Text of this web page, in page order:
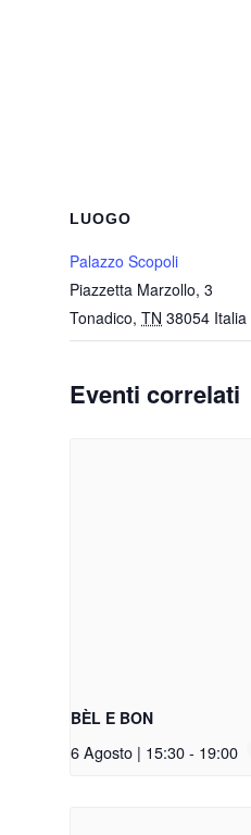
LUOGO
Palazzo Scopoli
Piazzetta Marzollo, 3
Tonadico, TN 38054 Italia
Eventi correlati
BÈL E BON
6 Agosto | 15:30- 19:00